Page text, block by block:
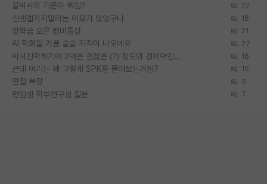
물박사의 기준이 뭐임? 22
신생랩가지말라는 이유가 있었구나 16
장학금 모은 랩비통장 21
AI 학회들 거품 슬슬 지적이 나오네요 27
박사진학하기에 2억은 괜찮은 (?) 정도의 경제력인가요 16
근데 여기는 왜 그렇게 SPK를 물어보는거임? 15
면접 복장 5
편입생 학부연구생 질문 7